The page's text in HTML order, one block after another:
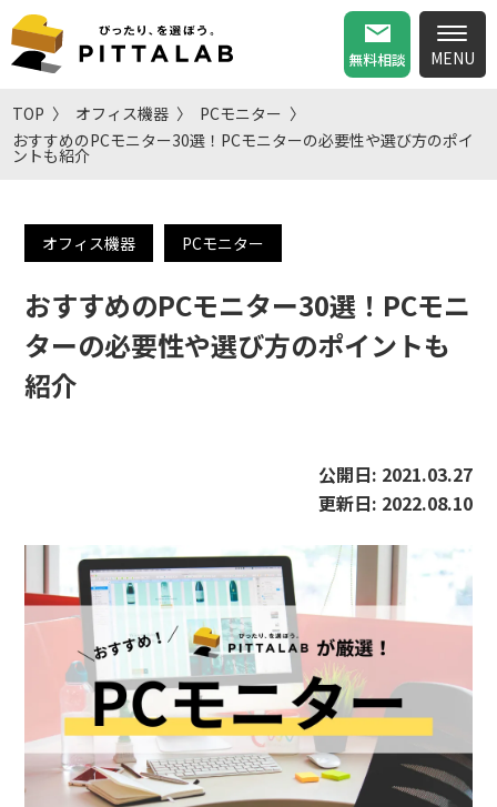
無料相談
TOP オフィス機器
PCモニター
おすすめのPCモニター30選！PCモニターの必要性や選び方のポイ
ントも紹介
オフィス機器 PCモニター
おすすめのPCモニター30選！PCモニ
ターの必要性や選び方のポイントも
紹介
公開日: 2021.03.27
更新日: 2022.08.10